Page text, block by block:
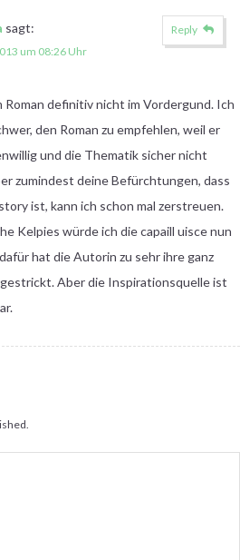
sagt:
um 08:26 Uhr
Roman definitiv nicht im Vordergund. Ich
den Roman zu empfehlen, weil er
und die Thematik sicher nicht
zumindest deine Befürchtungen, dass
ist, kann ich schon mal zerstreuen.
Kelpies würde ich die capaill uisce nun
hat die Autorin zu sehr ihre ganz
Aber die Inspirationsquelle ist
Reply